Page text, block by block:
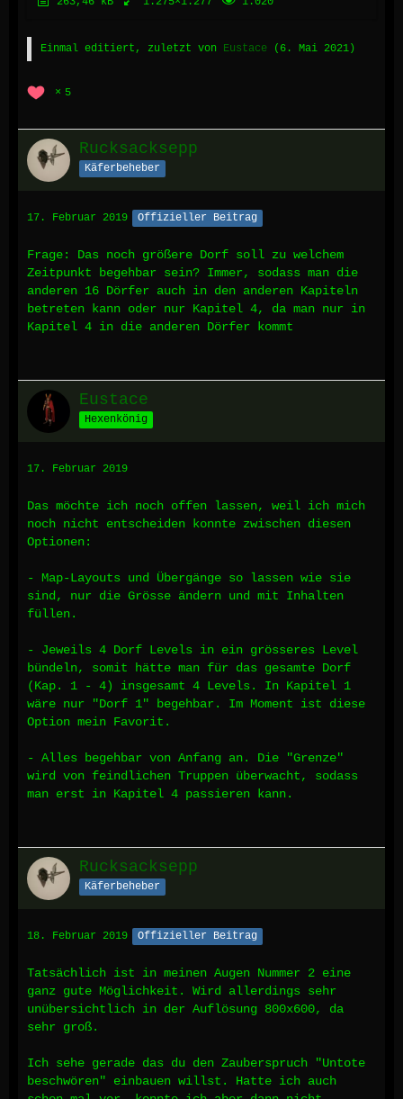
Einmal editiert, zuletzt von Eustace ( 6. Mai 2021 )
5
Rucksacksepp
Käferbeheber
17. Februar 2019 Offizieller Beitrag
Frage: Das noch größere Dorf soll zu welchem
Zeitpunkt begehbar sein? Immer, sodass man die
anderen 16 Dörfer auch in den anderen Kapiteln
betreten kann oder nur Kapitel 4, da man nur in
Kapitel 4 in die anderen Dörfer kommt
Eustace
Hexenkönig
17. Februar 2019
Das möchte ich noch offen lassen, weil ich mich
noch nicht entscheiden konnte zwischen diesen
Optionen:
- Map-Layouts und Übergänge so lassen wie sie
sind, nur die Grösse ändern und mit Inhalten
füllen.
- Jeweils 4 Dorf Levels in ein grösseres Level
bündeln, somit hätte man für das gesamte Dorf
(Kap. 1 - 4) insgesamt 4 Levels. In Kapitel 1
wäre nur "Dorf 1" begehbar. Im Moment ist diese
Option mein Favorit.
- Alles begehbar von Anfang an. Die "Grenze"
wird von feindlichen Truppen überwacht, sodass
man erst in Kapitel 4 passieren kann.
Rucksacksepp
Käferbeheber
18. Februar 2019 Offizieller Beitrag
Tatsächlich ist in meinen Augen Nummer 2 eine
ganz gute Möglichkeit. Wird allerdings sehr
unübersichtlich in der Auflösung 800x600, da
sehr groß.
Ich sehe gerade das du den Zauberspruch "Untote
beschwören" einbauen willst. Hatte ich auch